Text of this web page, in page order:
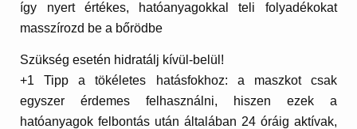
így nyert értékes, hatóanyagokkal teli folyadékokat
masszírozd be a bőrödbe
Szükség esetén hidratálj kívül-belül!
+1 Tipp a tökéletes hatásfokhoz: a maszkot csak
egyszer érdemes felhasználni, hiszen ezek a
hatóanyagok felbontás után általában 24 óráig aktívak,